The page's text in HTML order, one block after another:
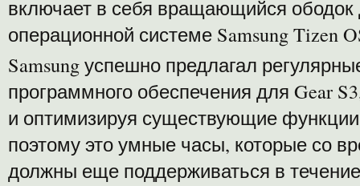
включает в себя вращающийся ободок
операционной системе Samsung Tizen
Samsung успешно предлагал
программного обеспечения для Gear
и оптимизируя существующие
поэтому это умные часы, которые со
должны еще поддерживаться в